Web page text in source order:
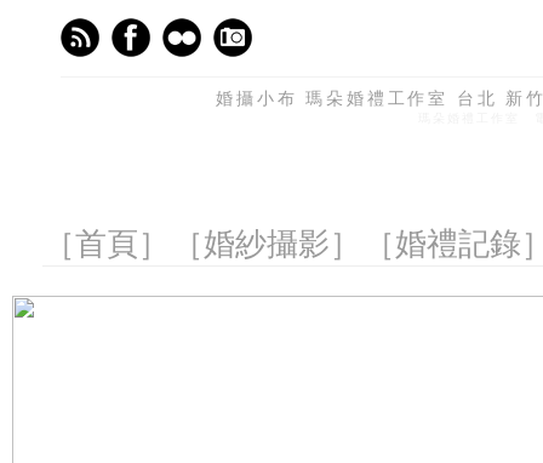
婚攝小布 瑪朵婚禮工作室 台北
［首頁］ ［婚紗攝影］ ［婚禮記錄